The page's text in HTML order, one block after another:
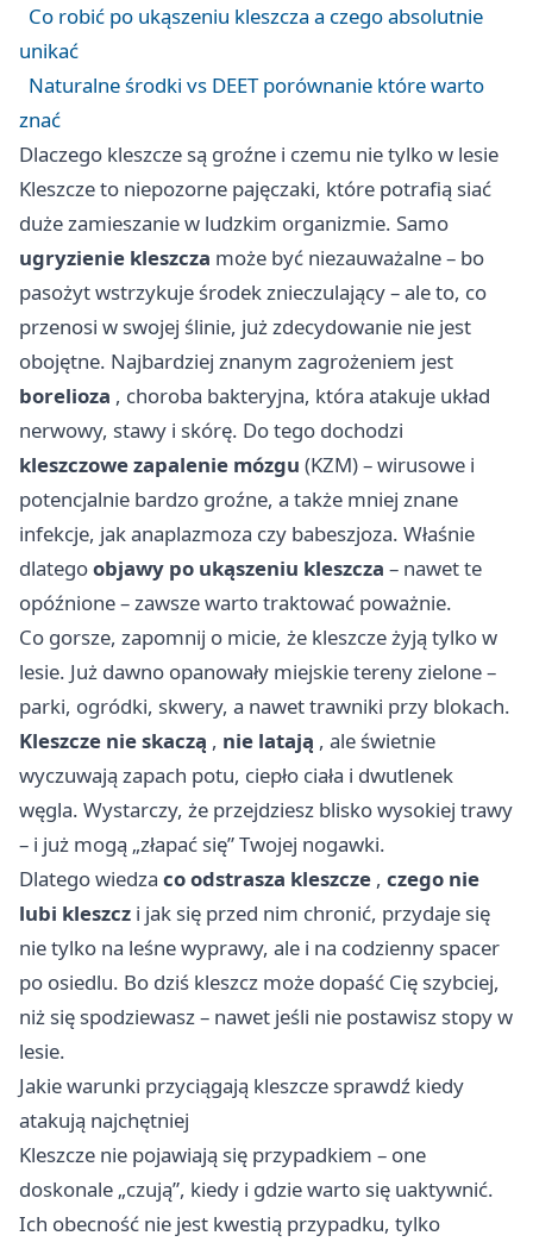
Co robić po ukąszeniu kleszcza a czego absolutnie
unikać
Naturalne środki vs DEET porównanie które warto
znać
Dlaczego kleszcze są groźne i czemu nie tylko w lesie
Kleszcze to niepozorne pajęczaki, które potrafią siać
duże zamieszanie w ludzkim organizmie. Samo
ugryzienie kleszcza może być niezauważalne – bo
pasożyt wstrzykuje środek znieczulający – ale to, co
przenosi w swojej ślinie, już zdecydowanie nie jest
obojętne. Najbardziej znanym zagrożeniem jest
borelioza , choroba bakteryjna, która atakuje układ
nerwowy, stawy i skórę. Do tego dochodzi
kleszczowe zapalenie mózgu (KZM) – wirusowe i
potencjalnie bardzo groźne, a także mniej znane
infekcje, jak anaplazmoza czy babeszjoza. Właśnie
dlategoobjawy po ukąszeniu kleszcza – nawet te
opóźnione – zawsze warto traktować poważnie.
Co gorsze, zapomnij o micie, że kleszcze żyją tylko w
lesie. Już dawno opanowały miejskie tereny zielone –
parki, ogródki, skwery, a nawet trawniki przy blokach.
Kleszcze nie skaczą , nie latają , ale świetnie
wyczuwają zapach potu, ciepło ciała i dwutlenek
węgla. Wystarczy, że przejdziesz blisko wysokiej trawy
– i już mogą „złapać się” Twojej nogawki.
Dlatego wiedza co odstrasza kleszcze , czego nie
lubi kleszcz i jak się przed nim chronić, przydaje się
nie tylko na leśne wyprawy, ale i na codzienny spacer
po osiedlu. Bo dziś kleszcz może dopaść Cię szybciej,
niż się spodziewasz – nawet jeśli nie postawisz stopy w
lesie.
Jakie warunki przyciągają kleszcze sprawdź kiedy
atakują najchętniej
Kleszcze nie pojawiają się przypadkiem – one
doskonale „czują”, kiedy i gdzie warto się uaktywnić.
Ich obecność nie jest kwestią przypadku, tylko